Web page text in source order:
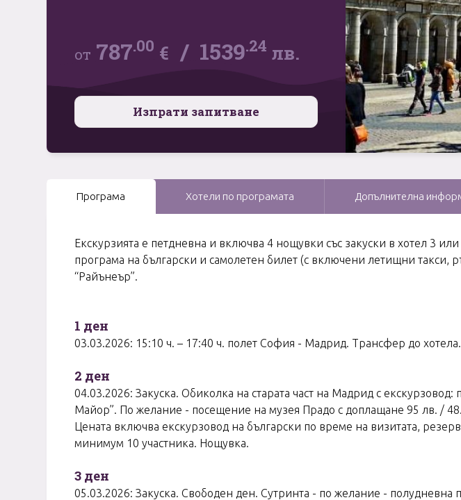
от 787.00 € / 1539.24 лв.
Изпрати запитване
Програма Хотели по програмата Допълнителна
Екскурзията е петдневна и включва 4 нощувки със закуски в хотел 3
програма на български и самолетен билет (с включени летищни такси,
“Райънеър”.
1 ден
03.03.2026: 15:10 ч. – 17:40 ч. полет София - Мадрид. Трансфер до
2 ден
04.03.2026: Закуска. Обиколка на старата част на Мадрид с екскурзовод:
Майор”. По желание - посещение на музея Прадо с доплащане 95 лв. /
Цената включва екскурзовод на български по време на визитата,
минимум 10 участника. Нощувка.
3 ден
05.03.2026: Закуска. Свободен ден. Сутринта - по желание -